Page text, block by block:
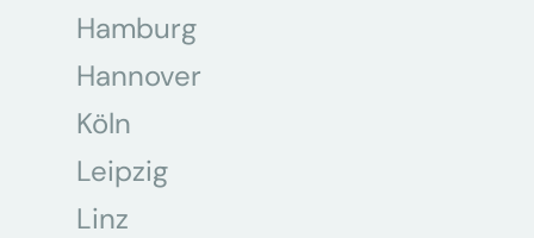
Hamburg
Hannover
Köln
Leipzig
Linz